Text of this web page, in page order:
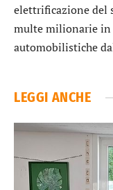
elettrificazione del
multe milionarie in
automobilistiche
LEGGI ANCHE